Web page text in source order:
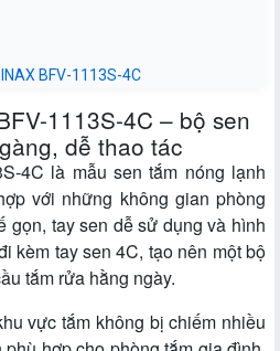
BFV-1113S-4C
1113S-4C – bộ sen
dễ thao tác
4C là mẫu sen tắm nóng lạnh
với những không gian phòng
gọn, tay sen dễ sử dụng và hình
kèm tay sen 4C, tạo nên một bộ
tắm rửa hằng ngày.
vực tắm không bị chiếm nhiều